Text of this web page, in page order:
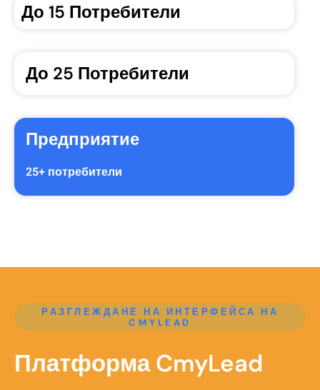
До 15 Потребители
До 25 Потребители
Предприятие
25+ потребители
РАЗГЛЕЖДАНЕ НА ИНТЕРФЕЙСА НА
CMYLEAD
Платформа CmyLead